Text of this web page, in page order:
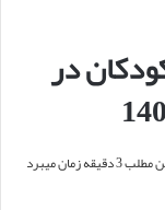
در
زمان میبرد